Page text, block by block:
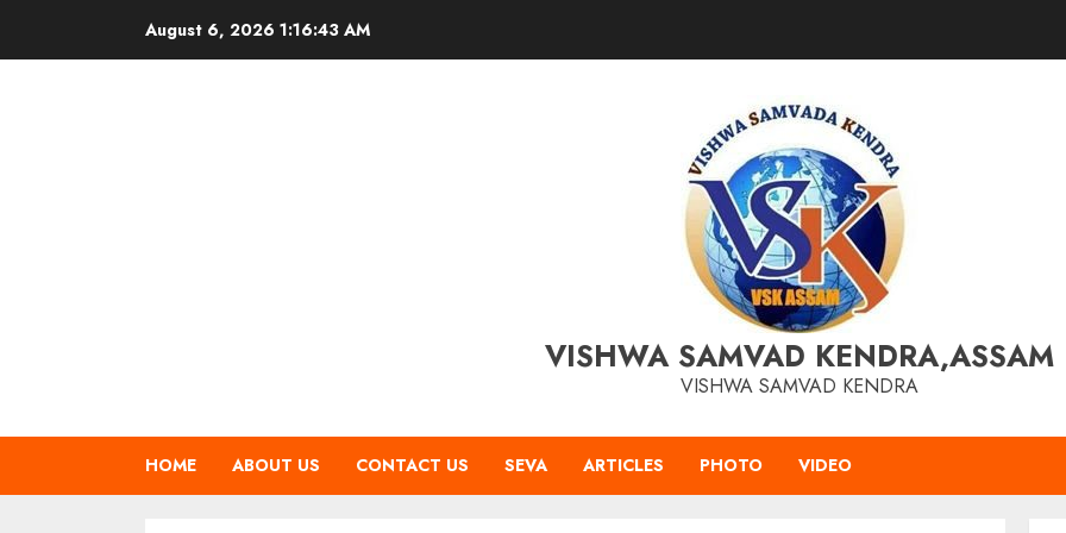
August 6, 2026 1:16:44 AM
VISHWA SAMVAD KENDRA,ASSAM
VISHWA SAMVAD KENDRA
HOME ABOUT US CONTACT US SEVA ARTICLES PHOTO VIDEO